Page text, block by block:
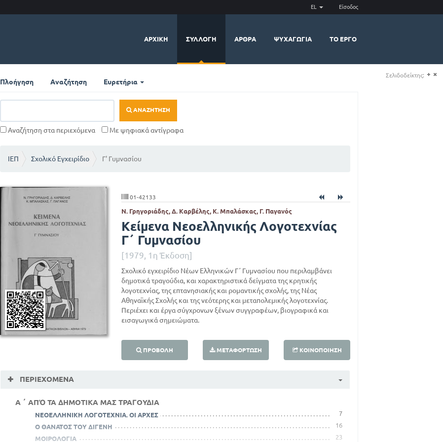
EL Είσοδος
ΑΡΧΙΚΉ ΣΥΛΛΟΓΉ ΆΡΘΡΑ ΨΥΧΑΓΩΓΊΑ ΤΟ ΈΡΓΟ
Πλοήγηση Αναζήτηση Ευρετήρια
ΑΝΑΖΉΤΗΣΗ
Αναζήτηση στα περιεχόμενα Με ψηφιακά αντίγραφα
ΙΕΠ Σχολικό Εγχειρίδιο Γ' Γυμνασίου
01-42133
Ν. Γρηγοριάδης, Δ. Καρβέλης, Κ. Μπαλάσκας, Γ. Παγανός
Κείμενα Νεοελληνικής Λογοτεχνίας
Γ΄ Γυμνασίου
[1979, 1η Έκδοση]
Σχολικό εγχειρίδιο Νέων Ελληνικών Γ΄ Γυμνασίου που περιλαμβάνει
δημοτικά τραγούδια, και χαρακτηριστικά δείγματα της κρητικής
λογοτεχνίας, της επτανησιακής και ρομαντικής σχολής, της Νέας
Αθηναϊκής Σχολής και της νεότερης και μεταπολεμικής λογοτεχνίας.
Περιέχει και έργα σύγχρονων ξένων συγγραφέων, βιογραφικά και
εισαγωγικά σημειώματα.
ΠΡΟΒΟΛΉ ΜΕΤΑΦΌΡΤΩΣΗ ΚΟΙΝΟΠΟΊΗΣΗ
ΠΕΡΙΕΧΌΜΕΝΑ
Α ΄ ΑΠΌ ΤΑ ΔΗΜΟΤΙΚΑ ΜΑΣ ΤΡΑΓΟΥΔΙΑ
ΝΕΟΕΛΛΗΝΙΚΗ ΛΟΓΟΤΕΧΝΙΑ. ΟΙ ΑΡΧΕΣ
7
Ο ΘΑΝΑΤΟΣ ΤΟΥ ΔΙΓΕΝΗ
16
ΜΟΙΡΟΛΟΓΙΑ
23
Σελιδοδείκτης: